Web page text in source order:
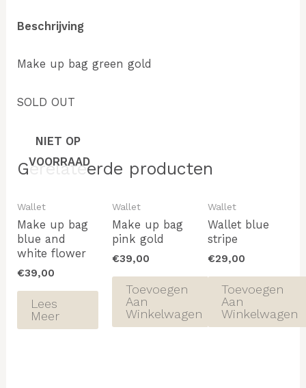
Beschrijving
Make up bag green gold
SOLD OUT
Gerelateerde producten
NIET OP
VOORRAAD
Wallet
Make up bag
blue and
white flower
€39,00
Lees
Meer
Wallet
Make up bag
pink gold
€39,00
Toevoegen
Aan
Winkelwagen
Wallet
Wallet blue
stripe
€29,00
Toevoegen
Aan
Winkelwagen